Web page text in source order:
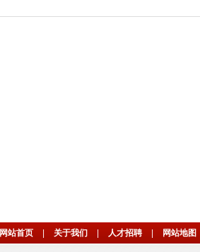
网站首页 关于我们 人才招聘 网站地图